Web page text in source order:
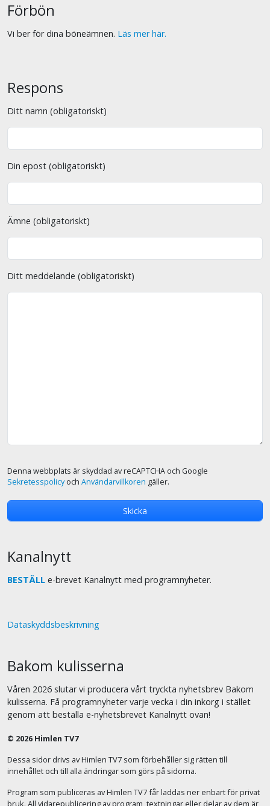
Förbön
Vi ber för dina böneämnen. Läs mer här.
Respons
Ditt namn (obligatoriskt)
Din epost (obligatoriskt)
Ämne (obligatoriskt)
Ditt meddelande (obligatoriskt)
Denna webbplats är skyddad av reCAPTCHA och Google
Sekretesspolicyoch Användarvillkoren gäller.
Kanalnytt
BESTÄLL e-brevet Kanalnytt med programnyheter.
Dataskyddsbeskrivning
Bakom kulisserna
Våren 2026 slutar vi producera vårt tryckta nyhetsbrev Bakom
kulisserna. Få programnyheter varje vecka i din inkorg i stället
genom att beställa e-nyhetsbrevet Kanalnytt ovan!
© 2026 Himlen TV7
Dessa sidor drivs av Himlen TV7 som förbehåller sig rätten till
innehållet och till alla ändringar som görs på sidorna.
Program som publiceras av Himlen TV7 får laddas ner enbart för privat